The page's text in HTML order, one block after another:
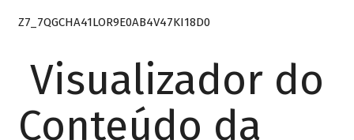
Z7_7QGCHA41LOR9E0AB4V47KI18D0
Visualizador do
Conteúdo da